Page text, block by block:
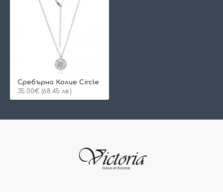
Сребърно Колие Circle
35.00€ (68.45 лв.)